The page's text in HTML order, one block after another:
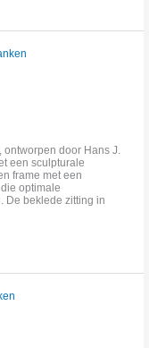
ontworpen door Hans J.
een sculpturale
frame met een
optimale
De beklede zitting in